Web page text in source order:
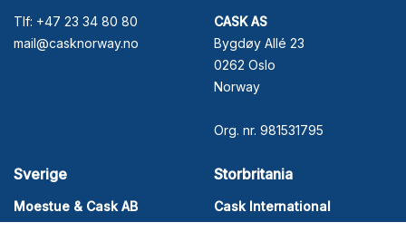
Tlf: +47 23 34 80 80
mail@casknorway.no
CASK AS
Bygdøy Allé 23
0262 Oslo
Norway
Org. nr. 981531795
Sverige
Moestue & Cask AB
Storbritania
Cask International